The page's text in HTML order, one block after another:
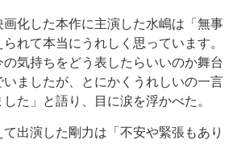
化した本作に主演した水嶋は「無事
れて本当にうれしく思っています。
気持ちをどう表したらいいのか舞台
ましたが、とにかくうれしいの一言
た」と語り、目に涙を浮かべた。
出演した剛力は「不安や緊張もあり